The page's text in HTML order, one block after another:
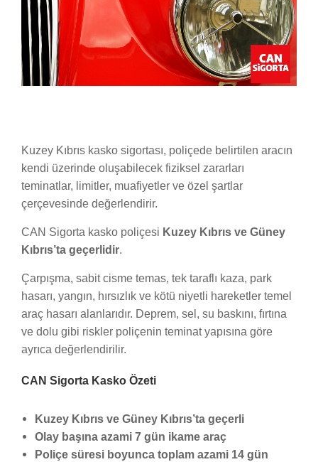
Kuzey Kıbrıs kasko sigortası, poliçede belirtilen aracın
kendi üzerinde oluşabilecek fiziksel zararları
teminatlar, limitler, muafiyetler ve özel şartlar
çerçevesinde değerlendirir.
CAN Sigorta kasko poliçesi Kuzey Kıbrıs ve Güney
Kıbrıs’ta geçerlidir.
Çarpışma, sabit cisme temas, tek taraflı kaza, park
hasarı, yangın, hırsızlık ve kötü niyetli hareketler temel
araç hasarı alanlarıdır. Deprem, sel, su baskını, fırtına
ve dolu gibi riskler poliçenin teminat yapısına göre
ayrıca değerlendirilir.
CAN Sigorta Kasko Özeti
Kuzey Kıbrıs ve Güney Kıbrıs’ta geçerli
Olay başına azami 7 gün ikame araç
Poliçe süresi boyunca toplam azami 14 gün